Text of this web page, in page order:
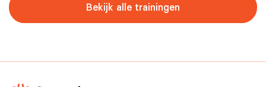
Bekijk alle trainingen